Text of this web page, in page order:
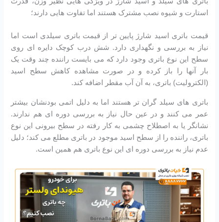
استارت و شیوه نصب مشترک هستند اما تفاوت هایی دارند؛
قیمت باتری اسید شارژ پایین تر از قیمت باتری سیلدی است اما
نیاز به بررسی و نگهداری دارد. شش درب کوچک دایره ای روی
سطح این نوع باتری وجود دارد که می بایست راننده چند وقت یک
بار آنها را باز کرده و در صورت مشاهده کاهش سطح اسید
(الکترولیت) باتری، به آن آب مقطر اضافه کند.
باتری های سیلد گران تر هستند اما به دلیل اتمی بودنشان بیشتر
عمر می کنند و در عین حال نیاز به بررسی دوره ای هم ندارند.
نشانگر یا به اصطلاح چشمی به کار رفته در سطح بیرونی این نوع
باتری، راننده را از سطح اسید موجود در باتری مطلع می کند؛ دلیل
عدم نیاز به بررسی دوره ای این نوع باتری هم همین است.